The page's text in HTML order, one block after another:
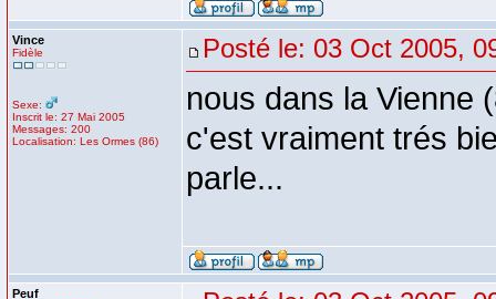
Vince
Fidèle
Sexe:
Inscrit le: 27 Mai 2005
Messages: 200
Localisation: Les Ormes (86)
Posté le: 03 Oct 2005,
nous dans la Vienne
c'est vraiment trés
parle...
Peuf